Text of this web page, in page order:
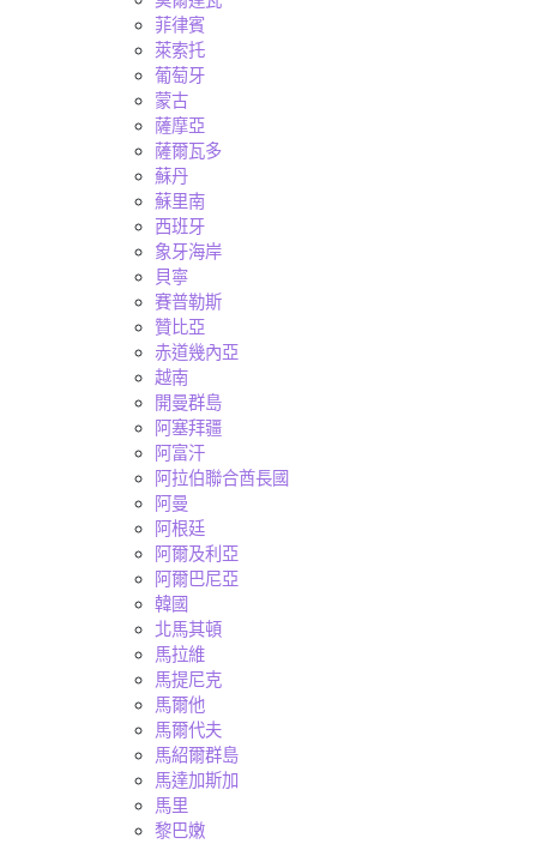
菲律賓
萊索托
葡萄牙
蒙古
薩摩亞
薩爾瓦多
蘇丹
蘇里南
西班牙
象牙海岸
貝寧
賽普勒斯
贊比亞
赤道幾內亞
越南
開曼群島
阿塞拜疆
阿富汗
阿拉伯聯合酋長國
阿曼
阿根廷
阿爾及利亞
阿爾巴尼亞
韓國
北馬其頓
馬拉維
馬提尼克
馬爾他
馬爾代夫
馬紹爾群島
馬達加斯加
馬里
黎巴嫩